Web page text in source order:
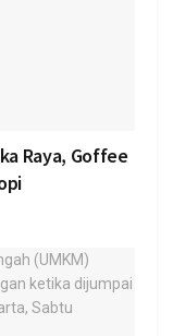
Raya, Goffee